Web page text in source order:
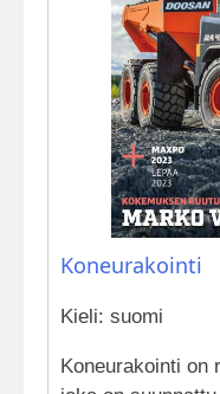
Koneurakointi
Kieli: suomi
Koneurakointi on